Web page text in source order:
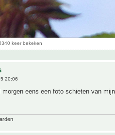
keer bekeken
20:06
eens een foto schieten van